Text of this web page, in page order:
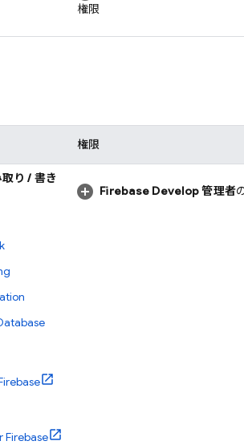
権限
権限
り / 書き
Firebase
Firebase Develop 管理者